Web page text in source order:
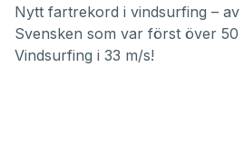
Nytt fartrekord i vindsurfing – av
Svensken som var först över
Vindsurfing i 33 m/s!